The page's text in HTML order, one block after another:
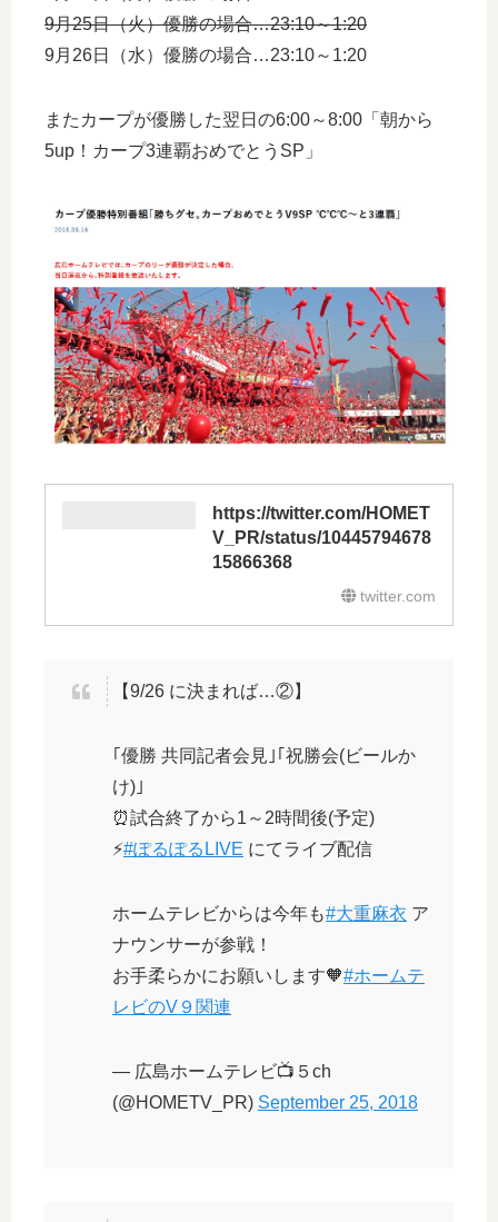
9月25日（火）優勝の場合…23:10～1:20
9月26日（水）優勝の場合…23:10～1:20
またカープが優勝した翌日の6:00～8:00「朝から
5up！カープ3連覇おめでとうSP」
https://twitter.com/HOMET
V_PR/status/10445794678
15866368
twitter.com
【9/26 に決まれば…②】
｢優勝 共同記者会見｣｢祝勝会(ビールか
け)｣
⏰試合終了から1～2時間後(予定)
⚡️#ぽるぽるLIVE にてライブ配信
ホームテレビからは今年も#大重麻衣 ア
ナウンサーが参戦！
お手柔らかにお願いします🧡#ホームテ
レビのV９関連
— 広島ホームテレビ📺５ch
(@HOMETV_PR) September 25, 2018